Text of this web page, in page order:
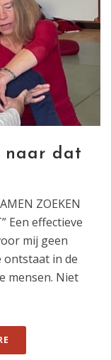
naar dat
ZOEKEN
Een effectieve
mij geen
ontstaat in de
mensen. Niet